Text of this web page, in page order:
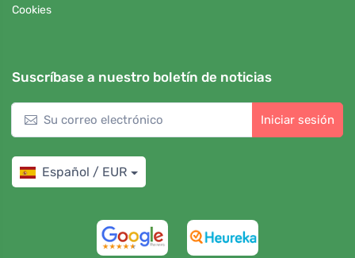
Cookies
Suscríbase a nuestro boletín de noticias
Iniciar sesión
Español / EUR